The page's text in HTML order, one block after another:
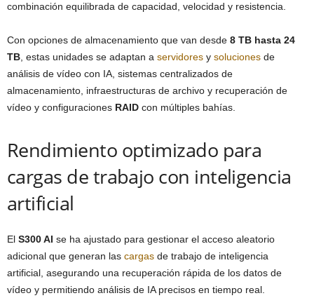
combinación equilibrada de capacidad, velocidad y resistencia.
Con opciones de almacenamiento que van desde 8 TB hasta 24
TB , estas unidades se adaptan a servidores y soluciones de
análisis de vídeo con IA, sistemas centralizados de
almacenamiento, infraestructuras de archivo y recuperación de
vídeo y configuraciones RAID con múltiples bahías.
Rendimiento optimizado para
cargas de trabajo con inteligencia
artificial
El S300 AI se ha ajustado para gestionar el acceso aleatorio
adicional que generan las cargas de trabajo de inteligencia
artificial, asegurando una recuperación rápida de los datos de
vídeo y permitiendo análisis de IA precisos en tiempo real.